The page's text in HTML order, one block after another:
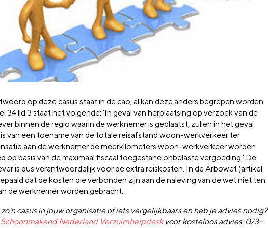
op deze casus staat in de cao, al kan deze anders begrepen worden.
34 lid 3 staat het volgende: ‘In geval van herplaatsing op verzoek van de
binnen de regio waarin de werknemer is geplaatst, zullen in het geval
van een toename van de totale reisafstand woon-werkverkeer ter
aan de werknemer de meerkilometers woon-werkverkeer worden
op basis van de maximaal fiscaal toegestane onbelaste vergoeding.’ De
is dus verantwoordelijk voor de extra reiskosten. In de Arbowet (artikel
dat de kosten die verbonden zijn aan de naleving van de wet niet ten
de werknemer worden gebracht.
casus in jouw organisatie of iets vergelijkbaars en heb je advies nodig?
Schoonmakend Nederland Verzuimhelpdeskvoor kosteloos advies: 073-